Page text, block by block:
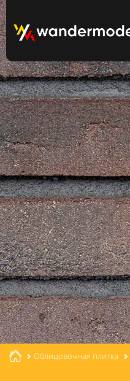
Облицовочная плитка